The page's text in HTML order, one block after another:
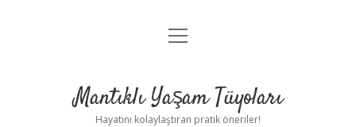
Anasayfa
Yasal Uyarı
menüyü
Mantıklı Yaşam Tüyoları
Hayatını kolaylaştıran pratik öneriler!